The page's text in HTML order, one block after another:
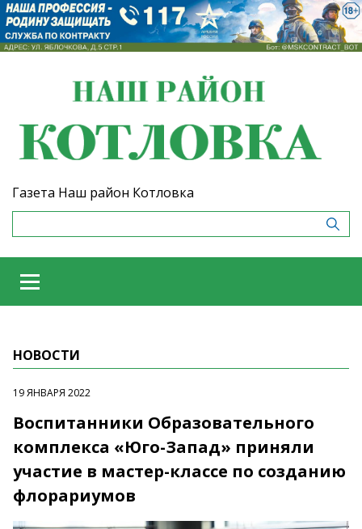
Газета Наш район Котловка
НОВОСТИ
19 ЯНВАРЯ 2022
Воспитанники Образовательного
комплекса «Юго-Запад» приняли
участие в мастер-классе по созданию
флорариумов